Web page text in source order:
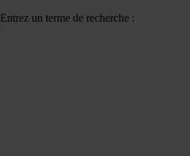
Entrez un terme de recherche :